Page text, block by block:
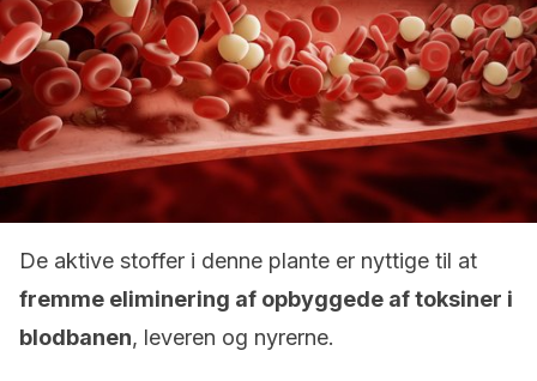
De aktive stoffer i denne plante er nyttige til at
fremme eliminering af opbyggede af toksiner i
blodbanen, leveren og nyrerne.